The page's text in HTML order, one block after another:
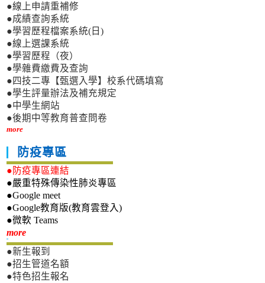
●線上申請重補修
●成績查詢系統
●學習歷程檔案系統(日)
●線上選課系統
●學習歷程（夜）
●學雜費繳費及查詢
●四技二專【甄選入學】校系代碼填寫
●學生評量辦法及補充規定
●中學生網站
●後期中等教育普查問卷
more
防疫專區
●防疫專區連結
●嚴重特殊傳染性肺炎專區
●Google meet
●Google教育版(教育雲登入)
●微軟 Teams
more新生專區
●新生報到
●招生管道名額
●特色招生報名